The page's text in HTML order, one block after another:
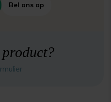
Bel ons op
product?